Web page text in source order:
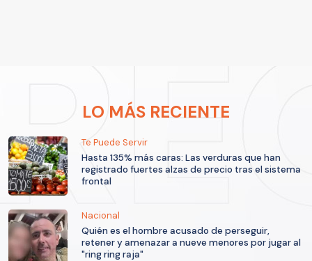
LO MÁS RECIENTE
Te Puede Servir
Hasta 135% más caras: Las verduras que han
registrado fuertes alzas de precio tras el sistema
frontal
Nacional
Quién es el hombre acusado de perseguir,
retener y amenazar a nueve menores por jugar al
"ring ring raja"